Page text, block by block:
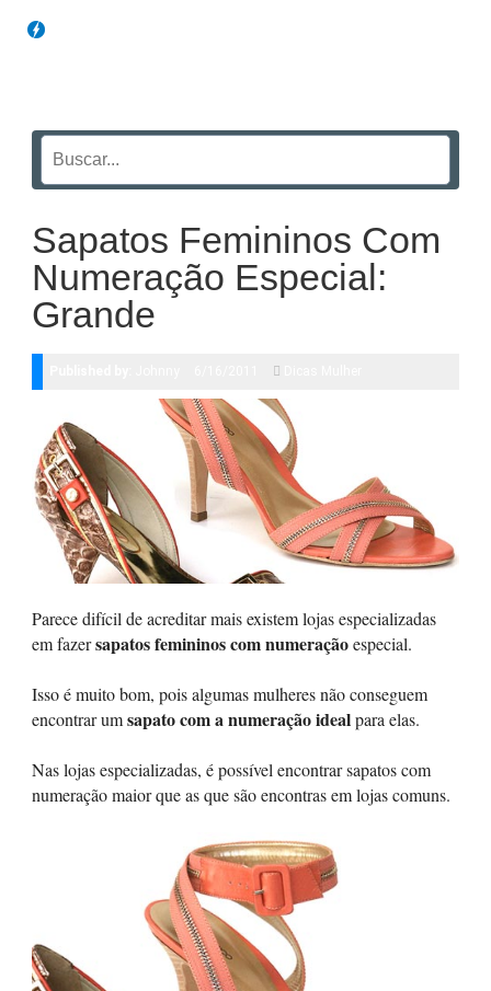
Sapatos Femininos Com
Numeração Especial:
Grande
Parece difícil de acreditar mais existem lojas especializadas
em fazersapatos femininos com numeraçãoespecial.
Isso é muito bom, pois algumas mulheres não conseguem
encontrar umsapato com a numeração idealpara elas.
Nas lojas especializadas, é possível encontrar sapatos com
numeração maior que as que são encontras em lojas comuns.